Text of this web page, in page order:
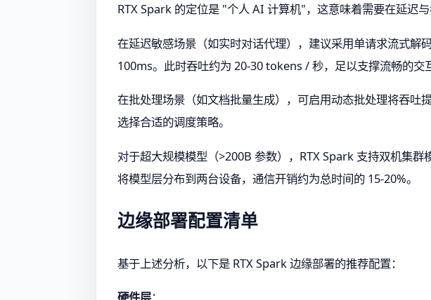
RTX Spark 的定位是 "个人 AI 计算机"，这意味着需要在延迟
在延迟敏感场景（如实时对话代理），建议采用单请求流式
100ms。此时吞吐约为 20-30 tokens / 秒，足以支撑流畅的交
在批处理场景（如文档批量生成），可启用动态批处理将吞
选择合适的调度策略。
对于超大规模模型（>200B 参数），RTX Spark 支持双机集
将模型层分布到两台设备，通信开销约为总时间的 15-20%。
边缘部署配置清单
基于上述分析，以下是 RTX Spark 边缘部署的推荐配置：